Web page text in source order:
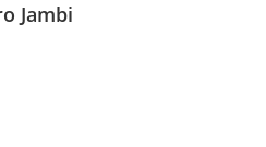
Jambi